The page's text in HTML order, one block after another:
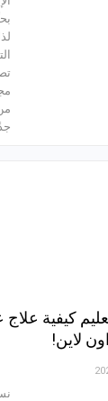
لتعليم كيفية